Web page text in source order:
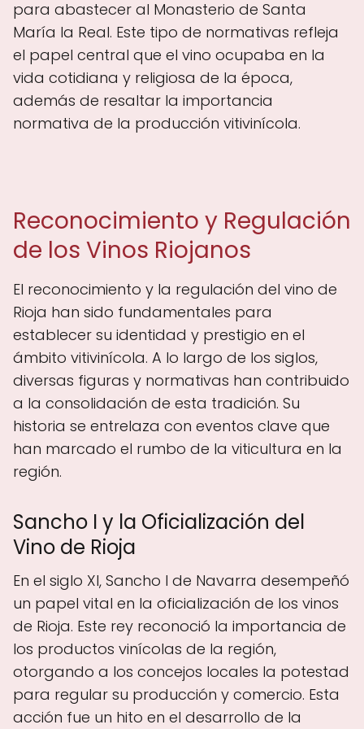
para abastecer al Monasterio de Santa
María la Real. Este tipo de normativas refleja
el papel central que el vino ocupaba en la
vida cotidiana y religiosa de la época,
además de resaltar la importancia
normativa de la producción vitivinícola.
Reconocimiento y Regulación
de los Vinos Riojanos
El reconocimiento y la regulación del vino de
Rioja han sido fundamentales para
establecer su identidad y prestigio en el
ámbito vitivinícola. A lo largo de los siglos,
diversas figuras y normativas han contribuido
a la consolidación de esta tradición. Su
historia se entrelaza con eventos clave que
han marcado el rumbo de la viticultura en la
región.
Sancho I y la Oficialización del
Vino de Rioja
En el siglo XI, Sancho I de Navarra desempeñó
un papel vital en la oficialización de los vinos
de Rioja. Este rey reconoció la importancia de
los productos vinícolas de la región,
otorgando a los concejos locales la potestad
para regular su producción y comercio. Esta
acción fue un hito en el desarrollo de la